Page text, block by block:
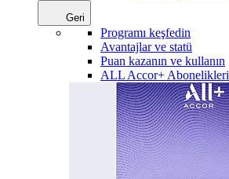
Geri
Programı keşfedin
Avantajlar ve statü
Puan kazanın ve kullanın
ALL Accor+ Abonelikleri